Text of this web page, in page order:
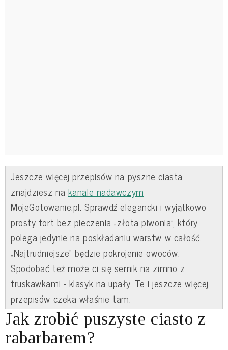
Jeszcze więcej przepisów na pyszne ciasta
znajdziesz na kanale nadawczym
MojeGotowanie.pl. Sprawdź elegancki i wyjątkowo
prosty tort bez pieczenia „złota piwonia”, który
polega jedynie na poskładaniu warstw w całość.
„Najtrudniejsze” będzie pokrojenie owoców.
Spodobać też może ci się sernik na zimno z
truskawkami - klasyk na upały. Te i jeszcze więcej
przepisów czeka właśnie tam.
Jak zrobić puszyste ciasto z
rabarbarem?